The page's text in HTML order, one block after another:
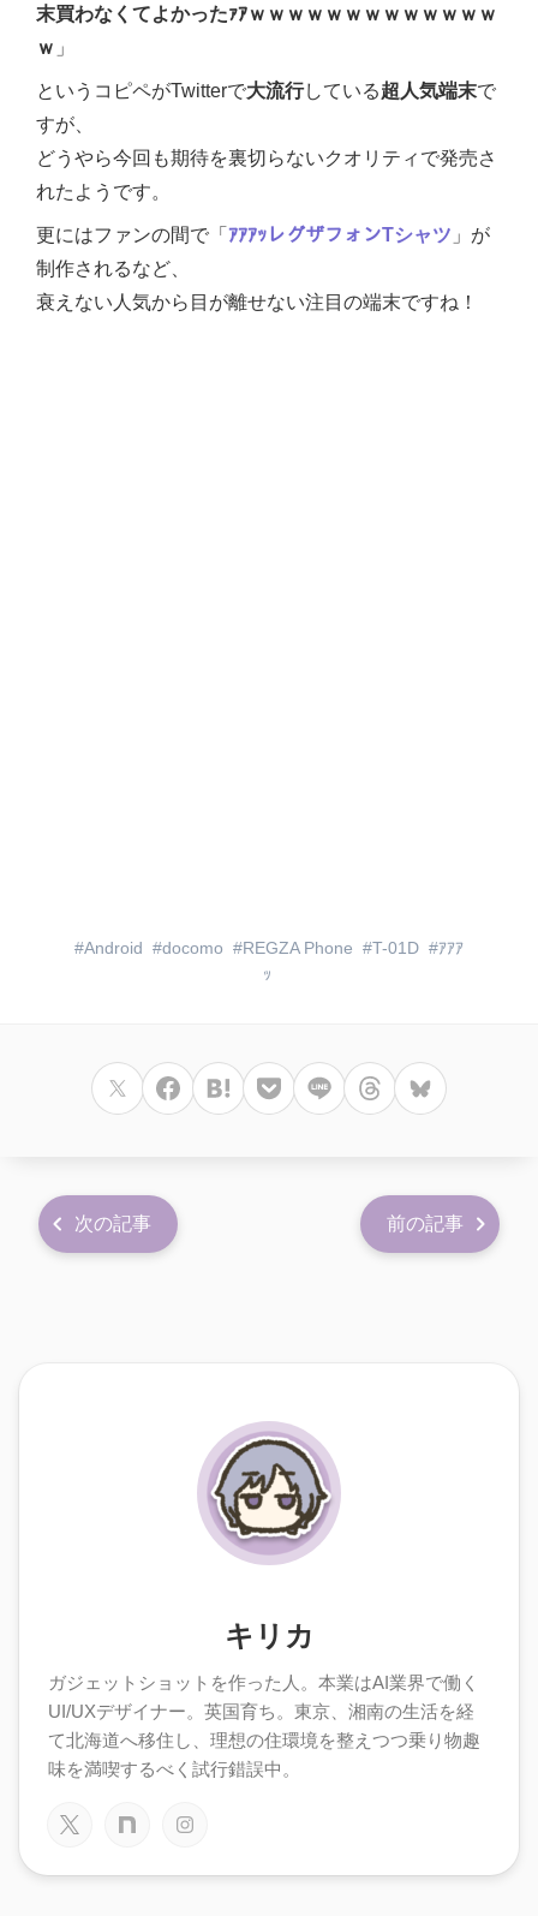
末買わなくてよかったｧｱｗｗｗｗｗｗｗｗｗｗｗｗｗ
ｗ 」
というコピペがTwitterで大流行している超人気端末で
すが、
どうやら今回も期待を裏切らないクオリティで発売さ
れたようです。
更にはファンの間で「 ｱｱｱｯレグザフォンTシャツ 」が
制作されるなど、
衰えない人気から目が離せない注目の端末ですね！
Android docomo REGZA Phone T-01D
ｱｱｱ
ｯ
次の記事 前の記事
キリカ
ガジェットショットを作った人。本業はAI業界で働く
UI/UXデザイナー。英国育ち。東京、湘南の生活を経
て北海道へ移住し、理想の住環境を整えつつ乗り物趣
味を満喫するべく試行錯誤中。